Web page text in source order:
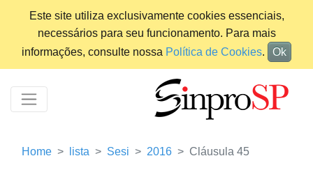
Este site utiliza exclusivamente cookies essenciais,
necessários para seu funcionamento. Para mais
informações, consulte nossa Política de Cookies. Ok
Home lista Sesi 2016 Cláusula 45